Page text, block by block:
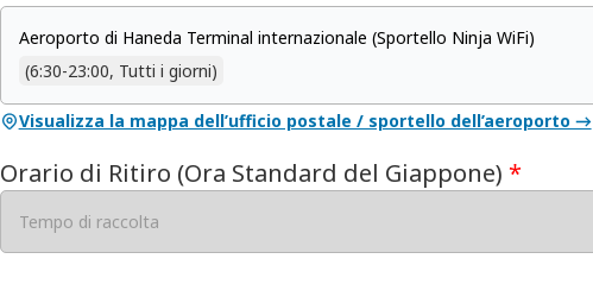
Aeroporto di Haneda Terminal internazionale (Sportello Ninja WiFi)
(6:30-23:00, Tutti i giorni)
Visualizza la mappa dell’ufficio postale / sportello dell’aeroporto →
Orario di Ritiro (Ora Standard del Giappone) *
Tempo di raccolta